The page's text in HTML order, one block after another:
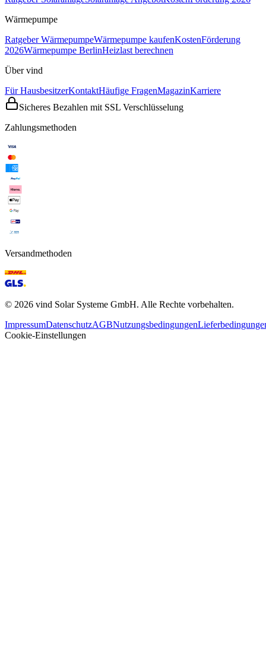
Wärmepumpe
Ratgeber WärmepumpeWärmepumpe kaufenKostenFörderung
2026Wärmepumpe BerlinHeizlast berechnen
Über vind
Für HausbesitzerKontaktHäufige FragenMagazinKarriere
Sicheres Bezahlen mit SSL Verschlüsselung
Zahlungsmethoden
Versandmethoden
© 2026 vind Solar Systeme GmbH. Alle Rechte vorbehalten.
ImpressumDatenschutzAGBNutzungsbedingungen
Cookie-Einstellungen